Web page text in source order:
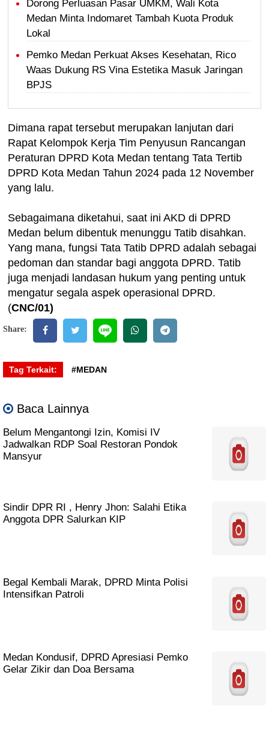
Dorong Perluasan Pasar UMKM, Wali Kota
Medan Minta Indomaret Tambah Kuota Produk
Lokal
Pemko Medan Perkuat Akses Kesehatan, Rico
Waas Dukung RS Vina Estetika Masuk Jaringan
BPJS
Dimana rapat tersebut merupakan lanjutan dari
Rapat Kelompok Kerja Tim Penyusun Rancangan
Peraturan DPRD Kota Medan tentang Tata Tertib
DPRD Kota Medan Tahun 2024 pada 12 November
yang lalu.
Sebagaimana diketahui, saat ini AKD di DPRD
Medan belum dibentuk menunggu Tatib disahkan.
Yang mana, fungsi Tata Tatib DPRD adalah sebagai
pedoman dan standar bagi anggota DPRD. Tatib
juga menjadi landasan hukum yang penting untuk
mengatur segala aspek operasional DPRD.
(CNC/01)
Share:
Tag Terkait: #MEDAN
Baca Lainnya
Belum Mengantongi Izin, Komisi IV
Jadwalkan RDP Soal Restoran Pondok
Mansyur
Sindir DPR RI , Henry Jhon: Salahi Etika
Anggota DPR Salurkan KIP
Begal Kembali Marak, DPRD Minta Polisi
Intensifkan Patroli
Medan Kondusif, DPRD Apresiasi Pemko
Gelar Zikir dan Doa Bersama